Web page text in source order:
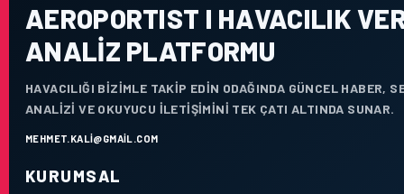
AEROPORTIST I HAVACILIK
ANALIZ PLATFORMU
HAVACILIĞI BIZIMLE TAKIP EDIN ODAĞINDA GÜNCEL HABER,
ANALIZI VE OKUYUCU ILETIŞIMINI TEK ÇATI ALTINDA SUNAR.
MEHMET.KALI@GMAIL.COM
KURUMSAL